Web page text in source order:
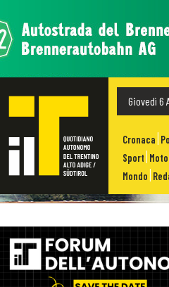
Giovedì 6
Cronaca
Sport
Mondo